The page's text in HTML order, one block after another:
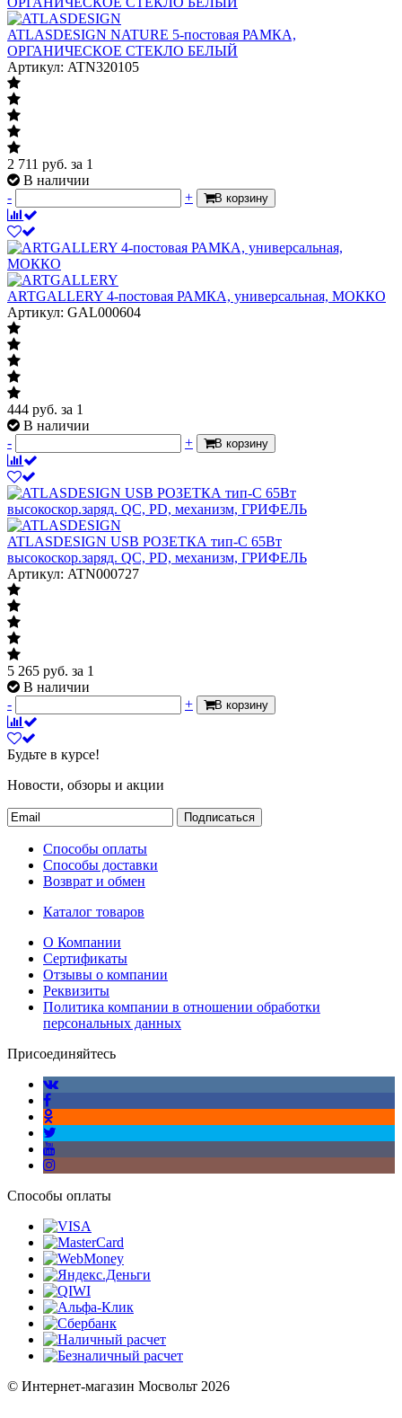
ATLASDESIGN NATURE 5-постовая РАМКА,
ОРГАНИЧЕСКОЕ СТЕКЛО БЕЛЫЙ
Артикул: ATN320105
2 711 руб. за 1
В наличии
-
+ В корзину
ARTGALLERY 4-постовая РАМКА, универсальная, МОККО
Артикул: GAL000604
444 руб. за 1
В наличии
-
+ В корзину
ATLASDESIGN USB РОЗЕТКА тип-С 65Вт
высокоскор.заряд. QC, PD, механизм, ГРИФЕЛЬ
Артикул: ATN000727
5 265 руб. за 1
В наличии
-
+ В корзину
Будьте в курсе!
Новости, обзоры и акции
Подписаться
Способы оплаты
Способы доставки
Возврат и обмен
Каталог товаров
О Компании
Сертификаты
Отзывы о компании
Реквизиты
Политика компании в отношении обработки
персональных данных
Присоединяйтесь
Способы оплаты
© Интернет-магазин Мосвольт 2026